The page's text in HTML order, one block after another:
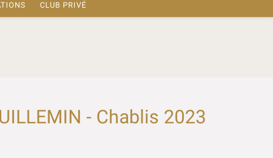
CLUB PRIVÉ
- Chablis 2023